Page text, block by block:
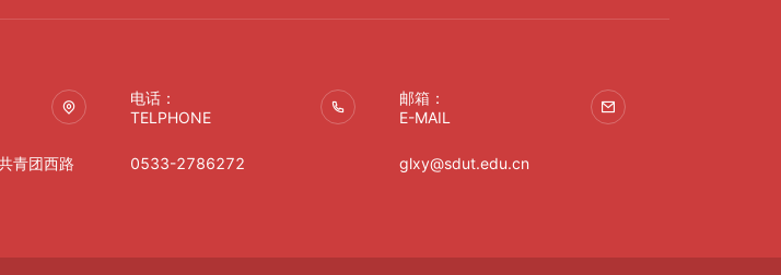
青团西路
电话：
TELPHONE
0533-2786272
邮箱：
E-MAIL
glxy@sdut.edu.cn